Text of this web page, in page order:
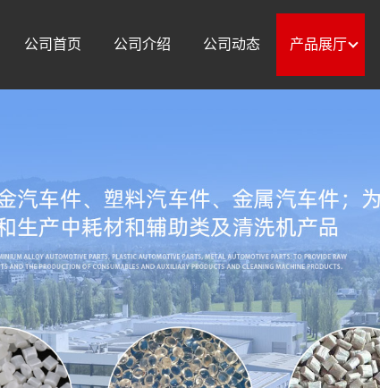
公司首页 公司介绍 公司动态 产品展厅